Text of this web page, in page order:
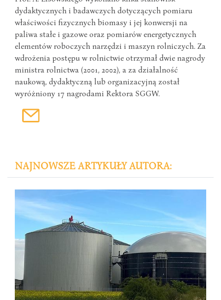
dydaktycznych i badawczych dotyczących pomiaru
właściwości fizycznych biomasy i jej konwersji na
paliwa stałe i gazowe oraz pomiarów energetycznych
elementów roboczych narzędzi i maszyn rolniczych. Za
wdrożenia postępu w rolnictwie otrzymał dwie nagrody
ministra rolnictwa (2001, 2002), a za działalność
naukową, dydaktyczną lub organizacyjną został
wyróżniony 17 nagrodami Rektora SGGW.
NAJNOWSZE ARTYKUŁY AUTORA: